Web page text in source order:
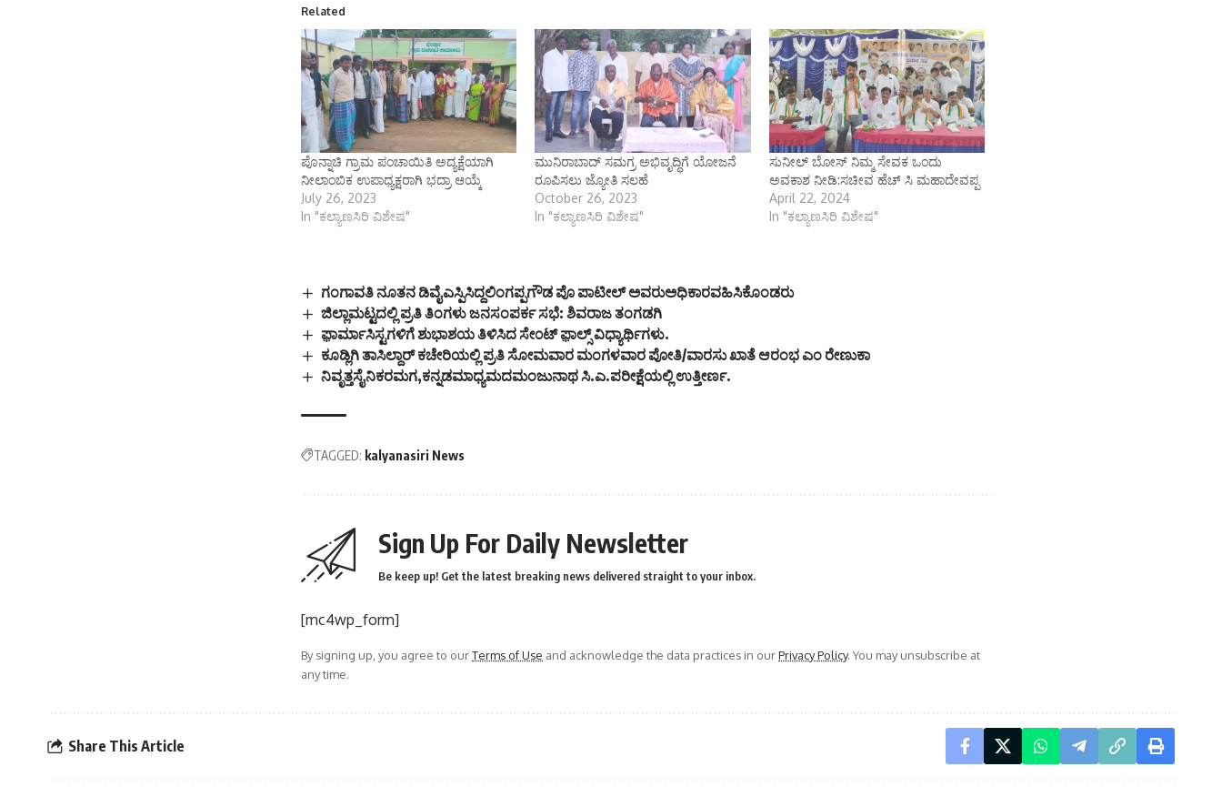
Related
ಪೊನ್ನಾಚಿ ಗ್ರಾಮ ಪಂಚಾಯಿತಿ ಅದ್ಯಕ್ಷೆಯಾಗಿ
ನೀಲಾಂಬಿಕ ಉಪಾಧ್ಯಕ್ಷರಾಗಿ ಭದ್ರಾ ಆಯ್ಕೆ
July 26, 2023
In "ಕಲ್ಯಾಣಸಿರಿ ವಿಶೇಷ"
ಮುನಿರಾಬಾದ್ ಸಮಗ್ರ ಅಭಿವೃದ್ಧಿಗೆ ಯೋಜನೆ
ರೂಪಿಸಲು ಜ್ಯೋತಿ ಸಲಹೆ
October 26, 2023
In "ಕಲ್ಯಾಣಸಿರಿ ವಿಶೇಷ"
ಸುನೀಲ್ ಬೋಸ್ ನಿಮ್ಮ ಸೇವಕ ಒಂದು
ಅವಕಾಶ ನೀಡಿ:ಸಚೀವ ಹೆಚ್ ಸಿ ಮಹಾದೇವಪ್ಪ
April 22, 2024
In "ಕಲ್ಯಾಣಸಿರಿ ವಿಶೇಷ"
ಗಂಗಾವತಿ ನೂತನ ಡಿವೈಎಸ್ಪಿಸಿದ್ದಲಿಂಗಪ್ಪಗೌಡ ಪೊ ಪಾಟೀಲ್ ಅವರುಅಧಿಕಾರವಹಿಸಿಕೊಂಡರು
ಜಿಲ್ಲಾಮಟ್ಟದಲ್ಲಿ ಪ್ರತಿ ತಿಂಗಳು ಜನಸಂಪರ್ಕ ಸಭೆ: ಶಿವರಾಜ ತಂಗಡಗಿ
ಫ಼ಾರ್ಮಾಸಿಸ್ಟಗಳಿಗೆ ಶುಭಾಶಯ ತಿಳಿಸಿದ ಸೇ೦ಟ್ ಫ಼ಾಲ್ಸ್ ವಿಧ್ಯಾರ್ಥಿಗಳು.
ಕೂಡ್ಲಿಗಿ ತಾಸಿಲ್ದಾರ್ ಕಚೇರಿಯಲ್ಲಿ ಪ್ರತಿ ಸೋಮವಾರ ಮಂಗಳವಾರ ಪೋತಿ/ವಾರಸು ಖಾತೆ ಆರಂಭ ಎಂ ರೇಣುಕಾ
ನಿವೃತ್ತಸೈನಿಕರಮಗ,ಕನ್ನಡಮಾಧ್ಯಮದಮಂಜುನಾಥ ಸಿ.ಎ.ಪರೀಕ್ಷೆಯಲ್ಲಿ ಉತ್ತೀರ್ಣ.
TAGGED: kalyanasiri News
Sign Up For Daily Newsletter
Be keep up! Get the latest breaking news delivered straight to your inbox.
[mc4wp_form]
By signing up, you agree to ourTerms of Use and acknowledge the data practices in ourPrivacy Policy. You may unsubscribe at
any time.
Share This Article